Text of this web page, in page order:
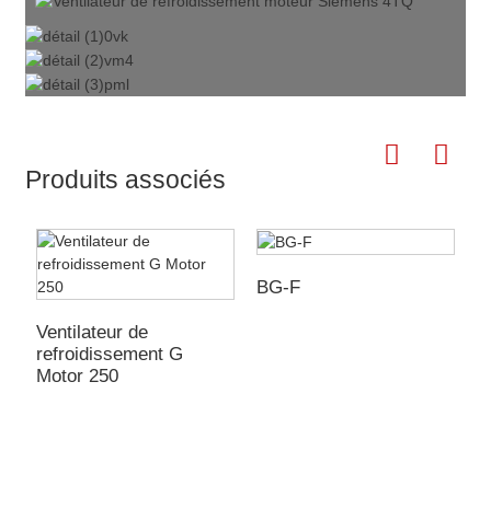
Produits associés
Ventilateur de
refroidissement G
Motor 250
BG-F